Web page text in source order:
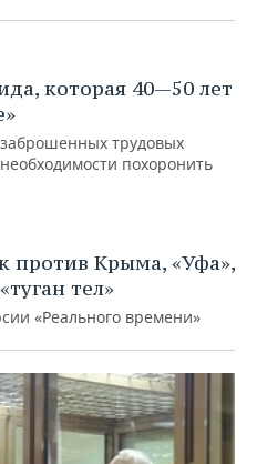
которая 40—50 лет
трудовых
похоронить
против Крыма, «Уфа»,
тел»
«Реального времени»